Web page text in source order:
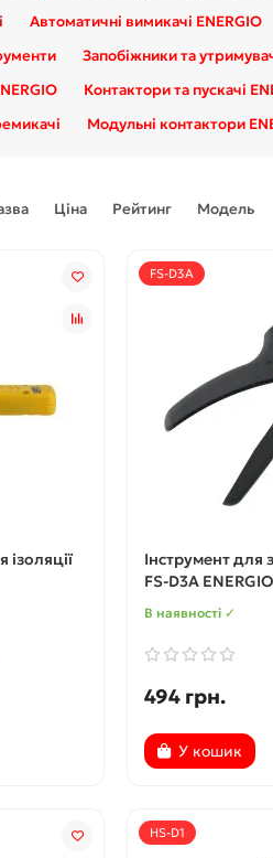
Автоматичні вимикачі ENERGIO
Запобіжники та
Контактори та пускачі
Модульні контактори
Ціна Рейтинг Модель
ізоляції
FS-D3A
Інструмент для
FS-D3A ENERGIO
В наявності ✓
494 грн.
У кошик
HS-D1